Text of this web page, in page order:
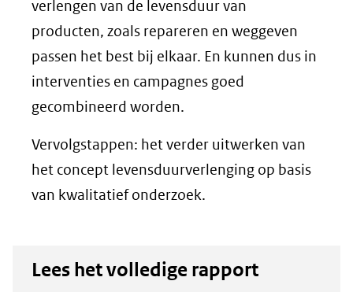
verlengen van de levensduur van
producten, zoals repareren en weggeven
passen het best bij elkaar. En kunnen dus in
interventies en campagnes goed
gecombineerd worden.
Vervolgstappen: het verder uitwerken van
het concept levensduurverlenging op basis
van kwalitatief onderzoek.
Lees het volledige rapport